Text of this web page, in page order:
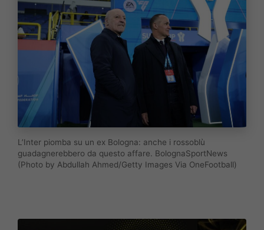
L’Inter piomba su un ex Bologna: anche i rossoblù
guadagnerebbero da questo affare. BolognaSportNews
(Photo by Abdullah Ahmed/Getty Images Via OneFootball)